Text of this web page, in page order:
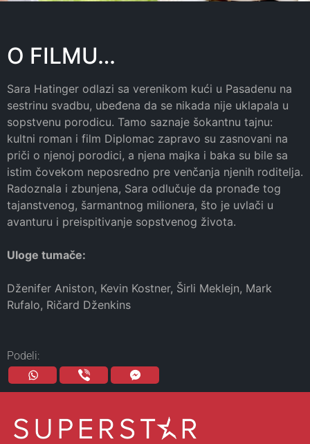
O FILMU…
Sara Hatinger odlazi sa verenikom kući u Pasadenu na
sestrinu svadbu, ubeđena da se nikada nije uklapala u
sopstvenu porodicu. Tamo saznaje šokantnu tajnu:
kultni roman i film Diplomac zapravo su zasnovani na
priči o njenoj porodici, a njena majka i baka su bile sa
istim čovekom neposredno pre venčanja njenih roditelja.
Radoznala i zbunjena, Sara odlučuje da pronađe tog
tajanstvenog, šarmantnog milionera, što je uvlači u
avanturu i preispitivanje sopstvenog života.
Uloge tumače:
Dženifer Aniston, Kevin Kostner, Širli Meklejn, Mark
Rufalo, Ričard Dženkins
Podeli: